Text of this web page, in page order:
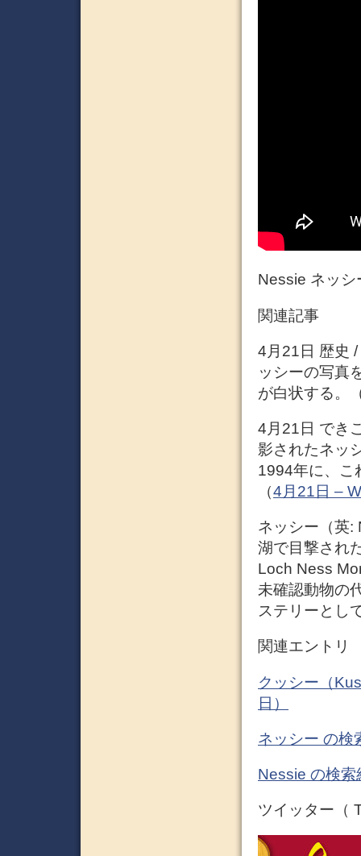
Nessie ネッシ
関連記事
4月21日 歴史
ッシーの写真
が白状する。
4月21日 でき
影されたネッ
1994年に、こ
（4月21日 –
ネッシー（英:
湖で目撃され
Loch Ness
未確認動物の
ステリーとし
関連エントリ
クッシー（
日）
ネッシー の検
Nessie の検索
ツイッター（